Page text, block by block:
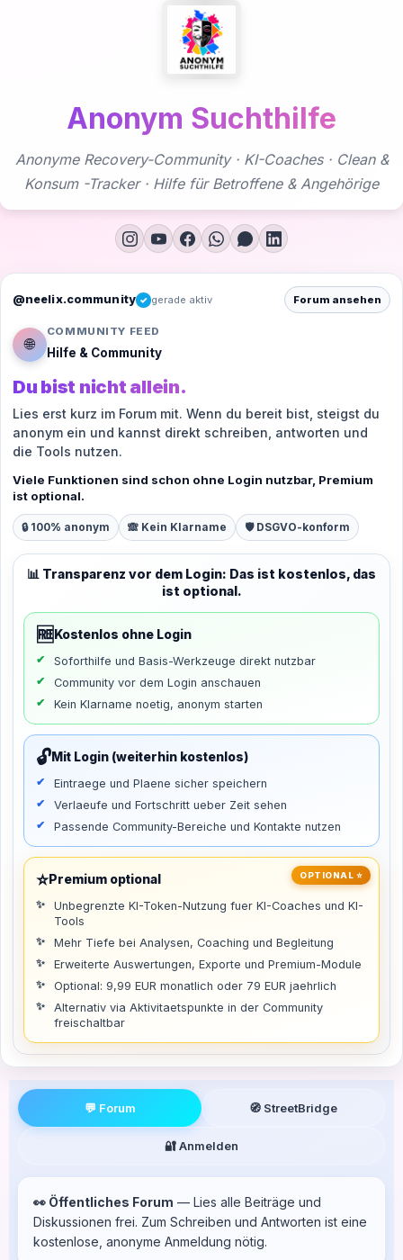
Anonym Suchthilfe
Anonyme Recovery-Community · KI-Coaches · Clean &
Konsum -Tracker · Hilfe für Betroffene & Angehörige
@neelix.community ✓ gerade aktiv Forum ansehen
🌐
COMMUNITY FEED
Hilfe & Community
Du bist nicht allein.
Lies erst kurz im Forum mit. Wenn du bereit bist, steigst du
anonym ein und kannst direkt schreiben, antworten und
die Tools nutzen.
Viele Funktionen sind schon ohne Login nutzbar, Premium
ist optional.
🔒 100% anonym 🙈 Kein Klarname 🛡️ DSGVO-konform
📊 Transparenz vor dem Login: Das ist kostenlos, das
ist optional.
🆓 Kostenlos ohne Login
Soforthilfe und Basis-Werkzeuge direkt nutzbar
Community vor dem Login anschauen
Kein Klarname noetig, anonym starten
🔓Mit Login (weiterhin kostenlos)
Eintraege und Plaene sicher speichern
Verlaeufe und Fortschritt ueber Zeit sehen
Passende Community-Bereiche und Kontakte nutzen
OPTIONAL ⭐
⭐Premium optional
Unbegrenzte KI-Token-Nutzung fuer KI-Coaches und KI-
Tools
Mehr Tiefe bei Analysen, Coaching und Begleitung
Erweiterte Auswertungen, Exporte und Premium-Module
Optional: 9,99 EUR monatlich oder 79 EUR jaehrlich
Alternativ via Aktivitaetspunkte in der Community
freischaltbar
💬 Forum 🧭 StreetBridge
🔐 Anmelden
👀 Öffentliches Forum — Lies alle Beiträge und
Diskussionen frei. Zum Schreiben und Antworten ist eine
kostenlose, anonyme Anmeldung nötig.